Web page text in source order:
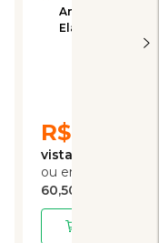
Antipulgas
Elanco Credeli
Plus para Cães
R$
60,50